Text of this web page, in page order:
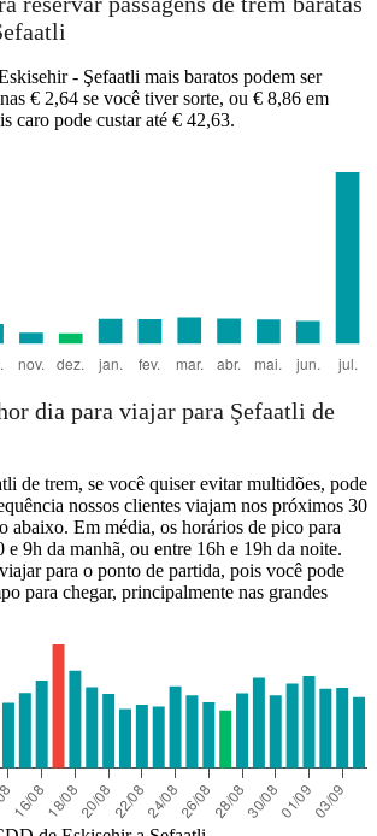
- Şefaatli mais baratos podem ser
€ 2,64 se você tiver sorte, ou € 8,86 em
caro pode custar até € 42,63.
dia para viajar para Şefaatli de
de trem, se você quiser evitar multidões, pode
nossos clientes viajam nos próximos 30
abaixo. Em média, os horários de pico para
e 9h da manhã, ou entre 16h e 19h da noite.
para o ponto de partida, pois você pode
para chegar, principalmente nas grandes